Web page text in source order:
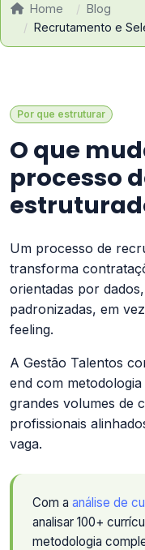
Home
Blog
Recrutamento e
Por que estruturar
O que
processo
Um processo de
transforma
orientadas por
padronizadas, em
feeling.
A Gestão Talentos
end com
grandes volumes de
profissionais
vaga.
Com a análise de
analisar 100+
metodologia